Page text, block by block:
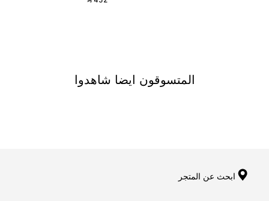
المتسوقون ايضا شاهدوا
ابحث عن المتجر